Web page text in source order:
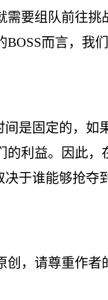
需要组队前往挑
而言，我
间是固定的，如
的利益。因此，
于谁能够抢夺
创，请尊重作者